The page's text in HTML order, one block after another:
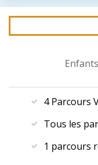
4 Parcours
Tous les
1 parcours